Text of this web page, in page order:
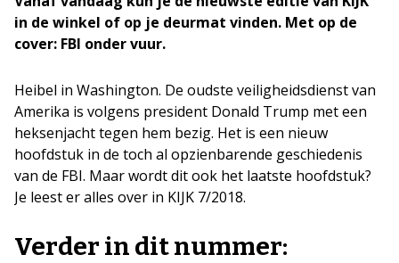
in de winkel of op je deurmat vinden. Met op de
cover: FBI onder vuur.
Heibel in Washington. De oudste veiligheidsdienst van
Amerika is volgens president Donald Trump met een
heksenjacht tegen hem bezig. Het is een nieuw
hoofdstuk in de toch al opzienbarende geschiedenis
van de FBI. Maar wordt dit ook het laatste hoofdstuk?
Je leest er alles over in KIJK 7/2018.
Verder in dit nummer: